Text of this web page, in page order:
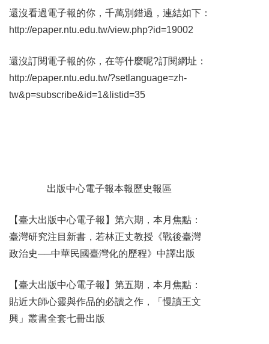
還沒看過電子報的你，千萬別錯過，連結如下：
http://epaper.ntu.edu.tw/view.php?id=19002
還沒訂閱電子報的你，在等什麼呢?訂閱網址：
http://epaper.ntu.edu.tw/?setlanguage=zh-
tw&p=subscribe&id=1&listid=35
出版中心電子報本報歷史報區
【臺大出版中心電子報​】第六期，本月焦點：​
臺灣研究注目新書，若​林正丈教授《戰後臺灣​
政治史──中華民​國臺灣化的歷程》中譯​出版
【臺大出版中心電子報​】第五期，本月焦點：​
貼近大師心靈與作品的​必讀之作，「慢讀王文​
興」叢書全套七冊出版